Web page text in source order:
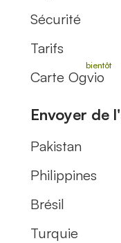
Sécurité
Tarifs
Carte Ogvio
Envoyer de
Pakistan
Philippines
Brésil
Turquie